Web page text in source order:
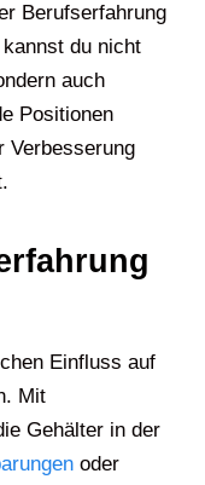
Berufserfahrung
kannst du nicht
auch
Positionen
Verbesserung
Einfluss auf
Mit
Gehälter in der
oder